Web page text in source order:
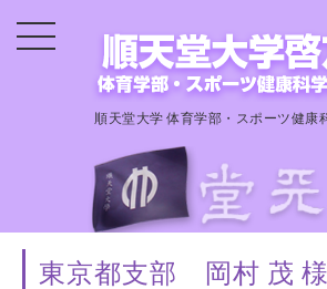
順天堂大学 体育学部・スポーツ健康
東京都支部 岡村 茂